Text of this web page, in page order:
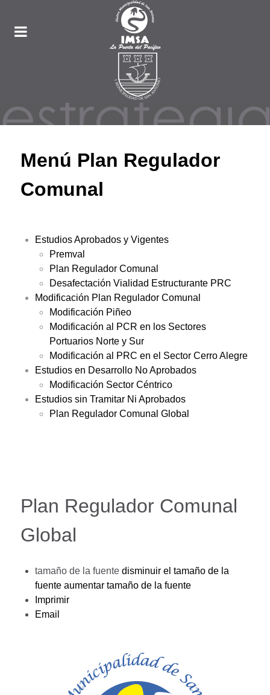
Menú Plan Regulador
Comunal
Estudios Aprobados y Vigentes
Premval
Plan Regulador Comunal
Desafectación Vialidad Estructurante PRC
Modificación Plan Regulador Comunal
Modificación Piñeo
Modificación al PCR en los Sectores
Portuarios Norte y Sur
Modificación al PRC en el Sector Cerro Alegre
Estudios en Desarrollo No Aprobados
Modificación Sector Céntrico
Estudios sin Tramitar Ni Aprobados
Plan Regulador Comunal Global
Plan Regulador Comunal
Global
tamaño de la fuente disminuir el tamaño de la
fuente aumentar tamaño de la fuente
Imprimir
Email